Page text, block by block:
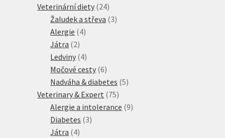
produktů
Veterinární diety 2424
produktů
Žaludek a střeva 33
Alergie 44
Játra 22
produkty
Ledviny 44
produkty
Močové cesty 66
produktů
Nadváha & diabetes 55
Veterinary & Expert 7575
produktů
Alergie a intolerance 99
Diabetes 33
Játra 44